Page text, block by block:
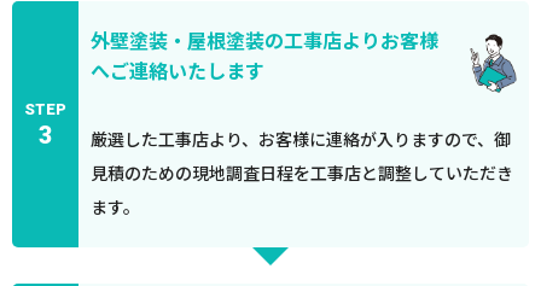
STEP
3
外壁塗装・屋根塗装の工事店よりお客様
へご連絡いたします
厳選した工事店より、お客様に連絡が入りますので、御
見積のための現地調査日程を工事店と調整していただき
ます。